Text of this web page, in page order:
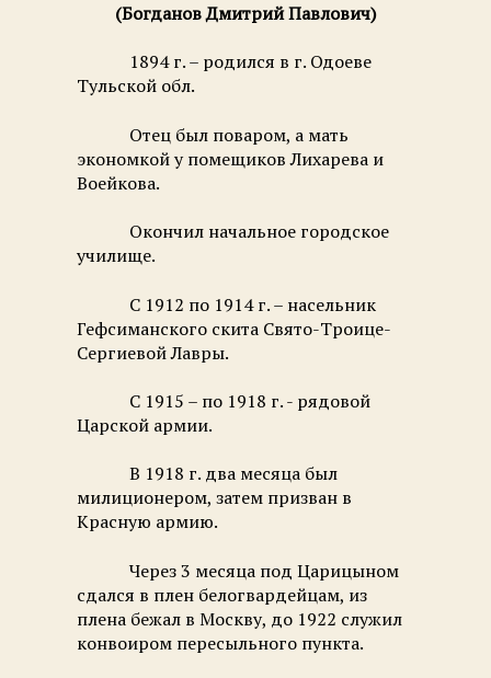
(Богданов Дмитрий Павлович)
1894 г. – родился в г. Одоеве
Тульской обл.
Отец был поваром, а мать
экономкой у помещиков Лихарева и
Воейкова.
Окончил начальное городское
училище.
С 1912 по 1914 г. – насельник
Гефсиманского скита Свято-Троице-
Сергиевой Лавры.
С 1915 – по 1918 г. - рядовой
Царской армии.
В 1918 г. два месяца был
милиционером, затем призван в
Красную армию.
Через 3 месяца под Царицыном
сдался в плен белогвардейцам, из
плена бежал в Москву, до 1922 служил
конвоиром пересыльного пункта.